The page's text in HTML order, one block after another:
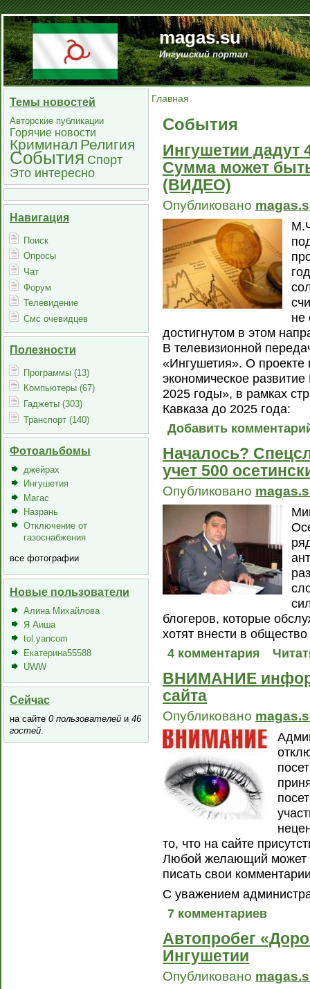
magas.su
Ингушский портал
Темы новостей
Авторские публикации
Горячие новости
Криминал Религия
События Спорт
Это интересно
Навигация
Поиск
Опросы
Чат
Форум
Телевидение
Смс очевидцев
Полезности
Программы (13)
Компьютеры (67)
Гаджеты (303)
Транспорт (140)
Фотоальбомы
джейрах
Ингушетия
Магас
Назрань
Отключение от
газоснабжения
все фотографии
Новые пользователи
Алина Михайлова
Я Аиша
tol.yancom
Екатерина55588
UWW
Сейчас
на сайте 0 пользователей и 46
гостей.
Главная
События
Ингушетии дадут
Сумма может
(ВИДЕО)
Опубликовано
не
достигнутом в этом
В телевизионной
«Ингушетия». О
экономическое
2025 годы», в рамках
Кавказа до 2025 года:
Добавить
Началось?
учет 500
Опубликовано
блогеров, которые
хотят внести в
4 комментария
ВНИМАНИЕ
сайта
Опубликовано
то, что на сайте
Любой желающий может
писать свои
С уважением
7 комментариев
Автопробег
Ингушетии
Опубликовано